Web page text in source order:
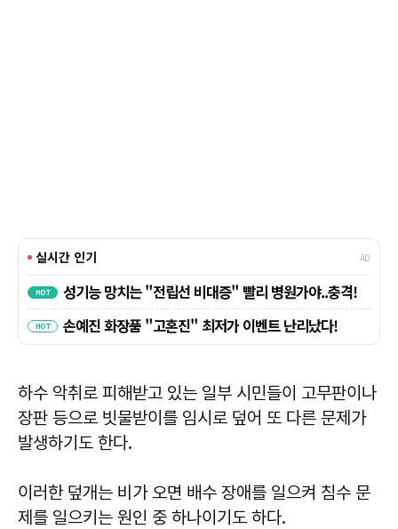
하수 악취로 피해받고 있는 일부 시민들이 고무판이나
장판 등으로 빗물받이를 임시로 덮어 또 다른 문제가
발생하기도 한다.
이러한 덮개는 비가 오면 배수 장애를 일으켜 침수 문
제를 일으키는 원인 중 하나이기도 하다.